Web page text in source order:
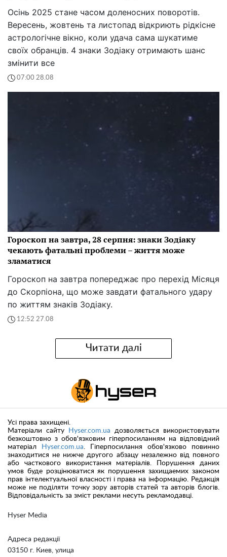
Осінь 2025 стане часом доленосних поворотів.
Вересень, жовтень та листопад відкриють рідкісне
астрологічне вікно, коли удача сама шукатиме
своїх обранців. 4 знаки Зодіаку отримають шанс
змінити все
07:00 28.08
Гороскоп на завтра, 28 серпня: знаки Зодіаку
чекають фатальні проблеми – життя може
зламатися
Гороскоп на завтра попереджає про перехід Місяця
до Скорпіона, що може завдати фатального удару
по життям знаків Зодіаку.
12:52 27.08
Читати далі
Hyser Media
Адреса редакції
03150 г. Киев, улица
Усі права захищені.
Матеріали сайту
Hyser.com.ua дозволяється використовувати
безкоштовно з обов'язковим гіперпосиланням на відповідний
матеріал
Hyser.com.ua . Гіперпосилання обов'язково повинно
знаходитися не нижче другого абзацу незалежно від повного
або часткового використання матеріалів. Порушення даних
умов буде розцінюватися як порушення захищаемих законом
прав інтелектуальної власності і права на інформацію. Редакція
може не поділяти точку зору авторів статей та авторів блогів.
Відповідальність за зміст реклами несуть рекламодавці.